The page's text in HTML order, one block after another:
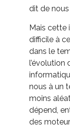
dit de
Mais cette
difficile à
dans le
l’évolution
nous à un
moins
dépend,
des